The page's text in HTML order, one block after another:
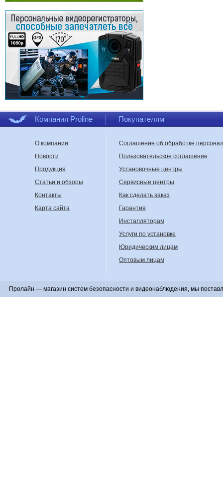
Компания Proline Покупателям
О компании
Новости
Продукция
Статьи и обзоры
Контакты
Карта сайта
Соглашение об обработке
Пользовательское соглашение
Установочные центры
Сервисные центры
Как сделать заказ
Гарантия
Инсталляторам
Услуги по установке
Юридическим лицам
Оптовым лицам
Пролайн — магазин систем безопасности и видеонаблюдения, мы